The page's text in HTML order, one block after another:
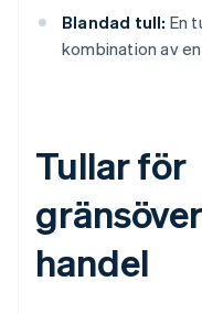
Blandad tull: En
kombination av
Tullar för
handel